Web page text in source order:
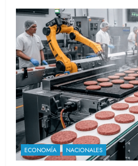
ECONOMÍA NACIONALES